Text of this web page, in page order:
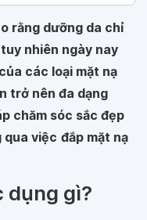
rằng dưỡng da chỉ
nhiên ngày nay
các loại mặt nạ
trở nên đa dạng
chăm sóc sắc đẹp
qua việc đắp mặt nạ
dụng gì?